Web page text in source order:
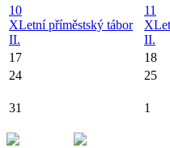
10
XLetní příměstský tábor
II.
11
X
II.
17
18
24
25
31 1